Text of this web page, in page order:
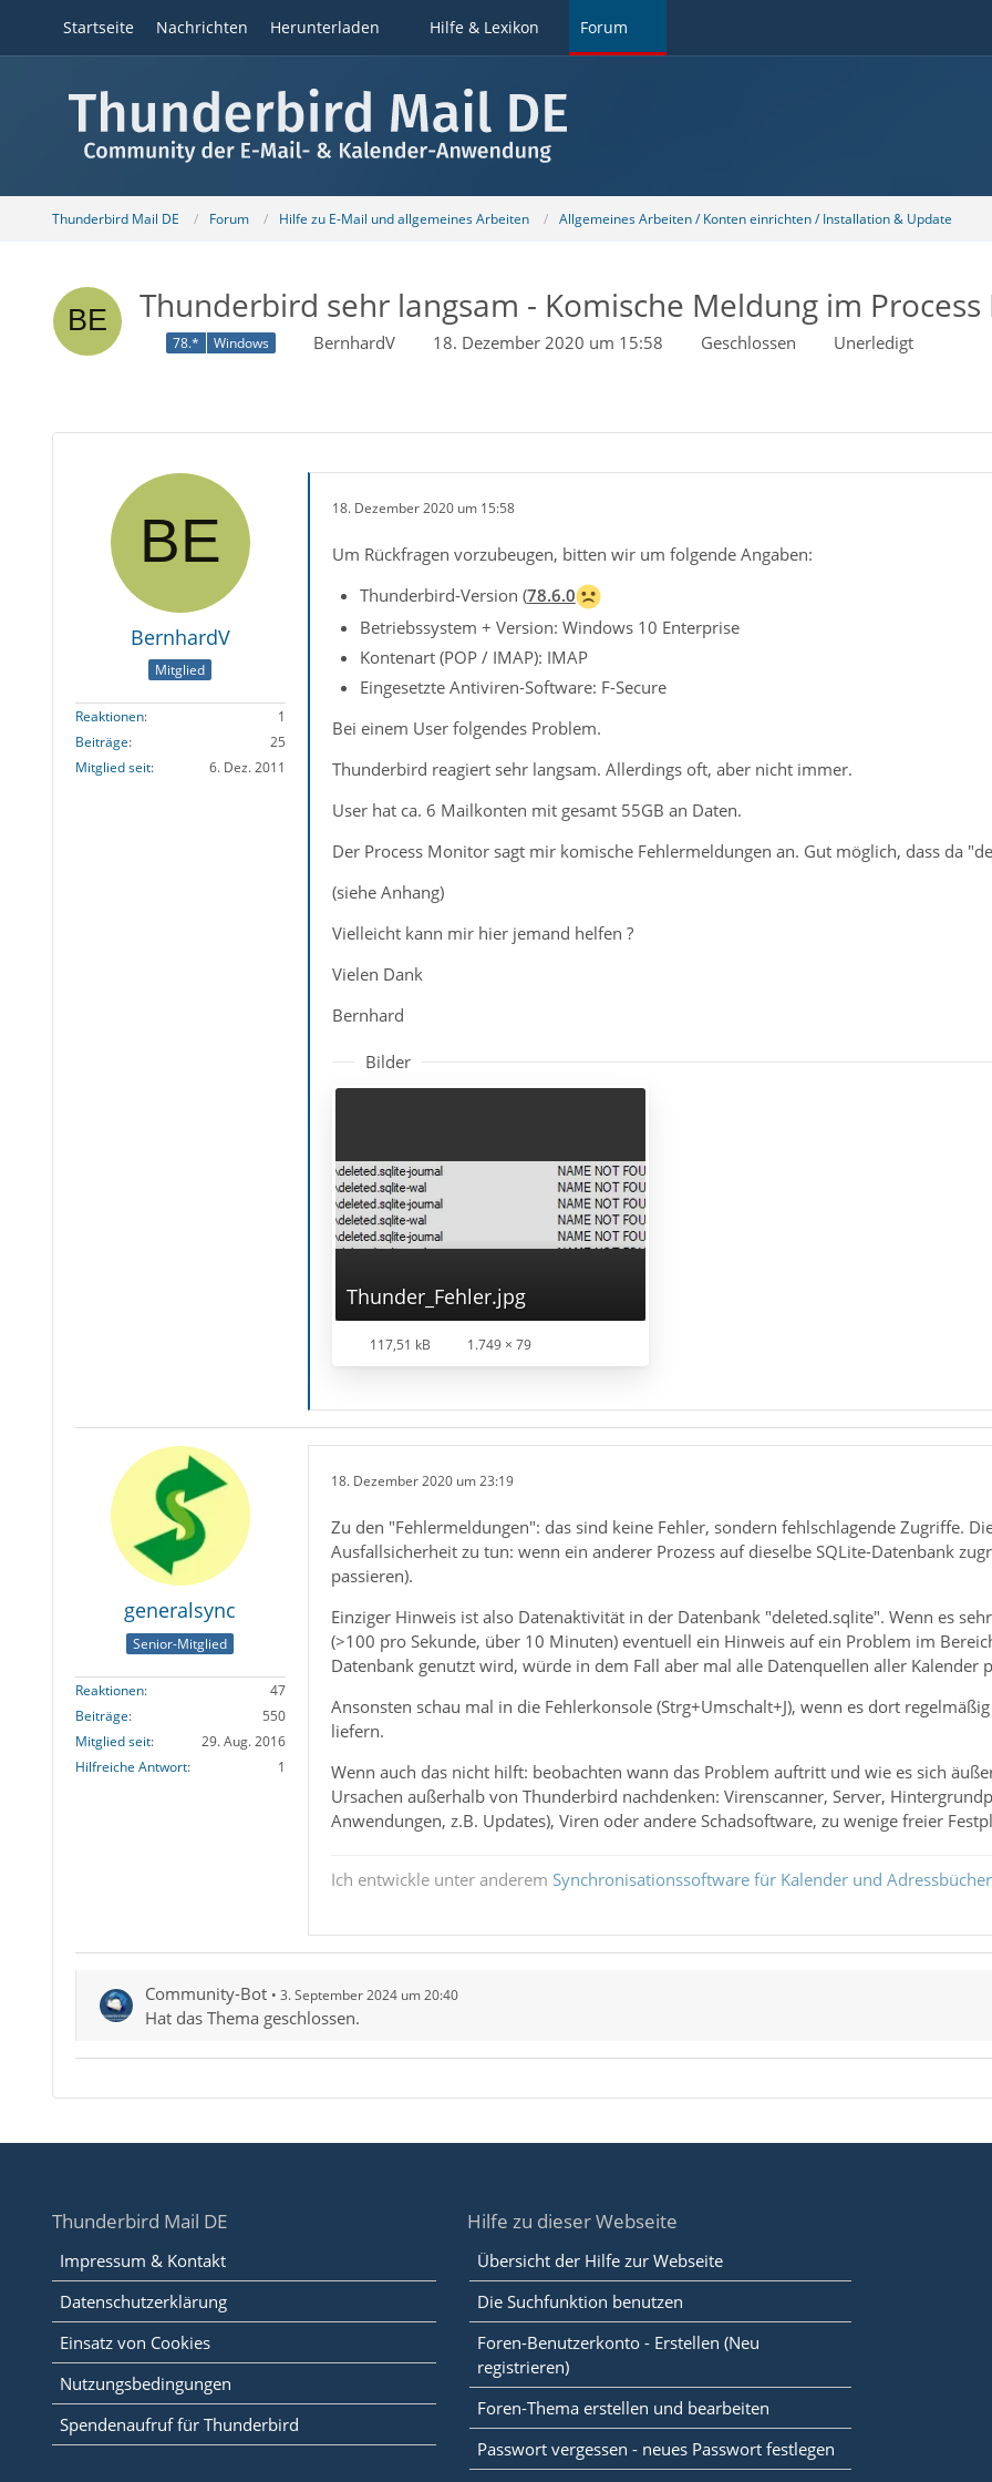
Startseite Nachrichten Herunterladen Hilfe & Lexikon Forum
Thunderbird Mail DE Forum Hilfe zu E-Mail und allgemeines Arbeiten Allgemeines Arbeiten / Konten einrichten / Installation & Update
Thunderbird sehr langsam - Komische Meldung im
78.* Windows BernhardV 18. Dezember 2020 um 15:58 Geschlossen Unerledigt
BernhardV
Mitglied
Reaktionen
1
Beiträge
25
Mitglied seit
6. Dez. 2011
18. Dezember 2020 um 15:58
Um Rückfragen vorzubeugen, bitten wir um folgende Angaben:
Thunderbird-Version (78.6.0
Betriebssystem + Version: Windows 10 Enterprise
Kontenart (POP / IMAP): IMAP
Eingesetzte Antiviren-Software: F-Secure
Bei einem User folgendes Problem.
Thunderbird reagiert sehr langsam. Allerdings oft, aber nicht immer.
User hat ca. 6 Mailkonten mit gesamt 55GB an Daten.
Der Process Monitor sagt mir komische Fehlermeldungen an. Gut möglich, dass da
(siehe Anhang)
Vielleicht kann mir hier jemand helfen ?
Vielen Dank
Bernhard
Bilder
Thunder_Fehler.jpg
117,51 kB 1.749 × 79
generalsync
Senior-Mitglied
Reaktionen
47
Beiträge
550
Mitglied seit
29. Aug. 2016
Hilfreiche Antwort
1
18. Dezember 2020 um 23:19
Zu den "Fehlermeldungen": das sind keine Fehler, sondern fehlschlagende Zugriffe.
Ausfallsicherheit zu tun: wenn ein anderer Prozess auf dieselbe SQLite-Datenbank
passieren).
Einziger Hinweis ist also Datenaktivität in der Datenbank "deleted.sqlite". Wenn es
(>100 pro Sekunde, über 10 Minuten) eventuell ein Hinweis auf ein Problem im
Datenbank genutzt wird, würde in dem Fall aber mal alle Datenquellen aller Kalender
Ansonsten schau mal in die Fehlerkonsole (Strg+Umschalt+J), wenn es dort
liefern.
Wenn auch das nicht hilft: beobachten wann das Problem auftritt und wie es sich
Ursachen außerhalb von Thunderbird nachdenken: Virenscanner, Server,
Anwendungen, z.B. Updates), Viren oder andere Schadsoftware, zu wenige freier
Ich entwickle unter anderem Synchronisationssoftware für Kalender und Adressbücher
Community-Bot 3. September 2024 um 20:40
Hat das Thema geschlossen.
Thunderbird Mail DE
Impressum & Kontakt
Datenschutzerklärung
Einsatz von Cookies
Nutzungsbedingungen
Spendenaufruf für Thunderbird
Hilfe zu dieser Webseite
Übersicht der Hilfe zur Webseite
Die Suchfunktion benutzen
Foren-Benutzerkonto - Erstellen (Neu
registrieren)
Foren-Thema erstellen und bearbeiten
Passwort vergessen - neues Passwort festlegen